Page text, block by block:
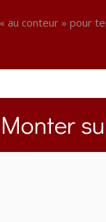
au conteur » pour
Monter